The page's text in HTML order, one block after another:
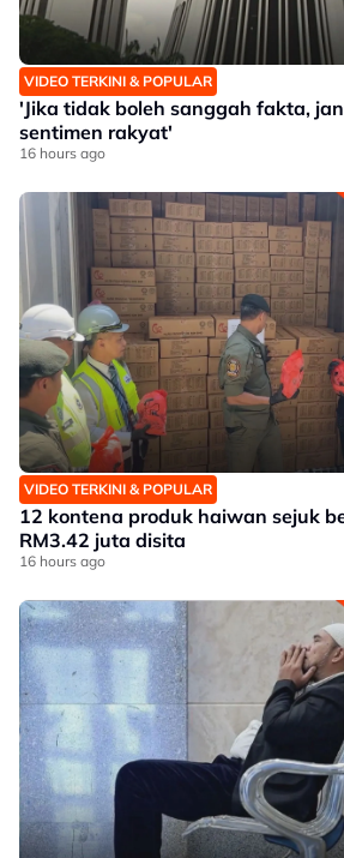
VIDEO TERKINI & POPULAR
'Jika tidak boleh sanggah fakta,
sentimen rakyat'
16 hours ago
VIDEO TERKINI & POPULAR
12 kontena produk haiwan sejuk
RM3.42 juta disita
16 hours ago